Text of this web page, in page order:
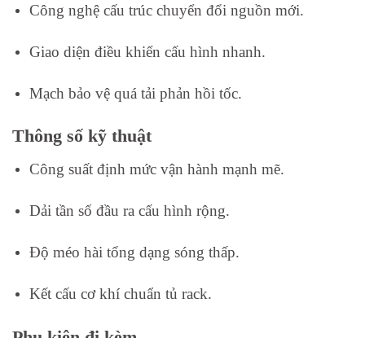
Công nghệ cấu trúc chuyển đổi nguồn mới.
Giao diện điều khiển cấu hình nhanh.
Mạch bảo vệ quá tải phản hồi tốc.
Thông số kỹ thuật
Công suất định mức vận hành mạnh mẽ.
Dải tần số đầu ra cấu hình rộng.
Độ méo hài tổng dạng sóng thấp.
Kết cấu cơ khí chuẩn tủ rack.